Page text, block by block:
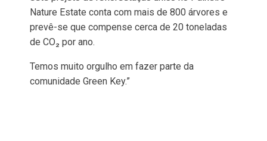
Nature Estate conta com mais de 800 árvores e
prevê-se que compense cerca de 20 toneladas
de CO₂ por ano.
Temos muito orgulho em fazer parte da
comunidade Green Key.”